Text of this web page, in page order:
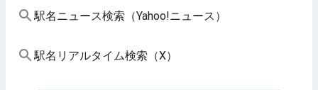
駅名ニュース検索（Yahoo!ニュース）
駅名リアルタイム検索（X）